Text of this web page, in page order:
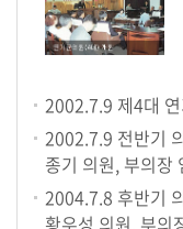
2002.7.9 제4대
2002.7.9 전반기
종기 의원, 부의장
2004.7.8 후반기
황우성 의원, 부의